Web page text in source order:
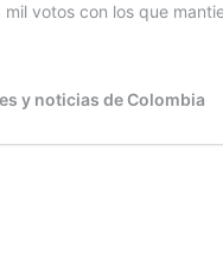
votos con los que
y noticias de Colombia